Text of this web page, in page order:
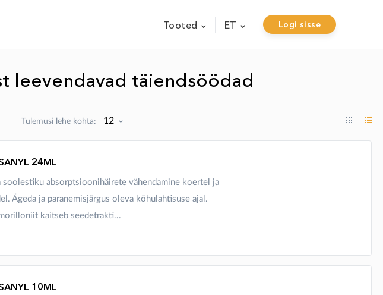
Tooted ET Logi sisse
leevendavad täiendsöödad
Tulemusi lehe kohta:
24ML
soolestiku absorptsioonihäirete vähendamine koertel ja
Ägeda ja paranemisjärgus oleva kõhulahtisuse ajal.
kaitseb seedetrakti...
10ML